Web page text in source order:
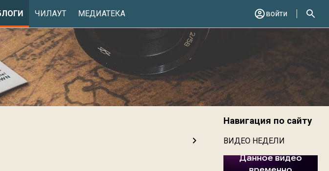
ЧИЛАУТ МЕДИАТЕКА войти
Навигация по сайту
ВИДЕО НЕДЕЛИ